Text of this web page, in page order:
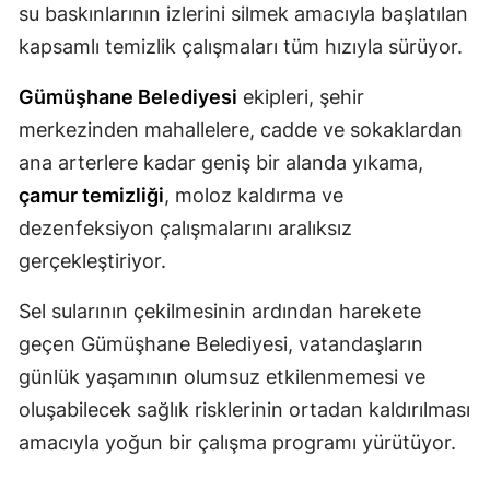
Mersin
İstanbul
İzmir
Kastamonu
Kayseri
Kocaeli
Konya
su baskınlarının izlerini silmek amacıyla başlatılan
kapsamlı temizlik çalışmaları tüm hızıyla sürüyor.
Gümüşhane Belediyesi ekipleri, şehir
merkezinden mahallelere, cadde ve sokaklardan
ana arterlere kadar geniş bir alanda yıkama,
çamur temizliği, moloz kaldırma ve
dezenfeksiyon çalışmalarını aralıksız
gerçekleştiriyor.
Sel sularının çekilmesinin ardından harekete
geçen Gümüşhane Belediyesi, vatandaşların
günlük yaşamının olumsuz etkilenmemesi ve
oluşabilecek sağlık risklerinin ortadan kaldırılması
amacıyla yoğun bir çalışma programı yürütüyor.